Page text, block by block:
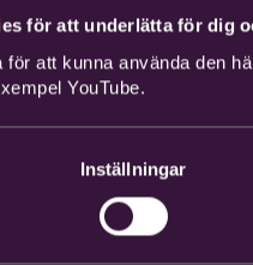
för att underlätta för dig
för att kunna använda den
YouTube.
Inställningar